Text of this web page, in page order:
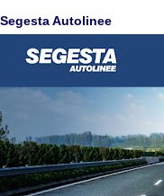
Segesta Autolinee